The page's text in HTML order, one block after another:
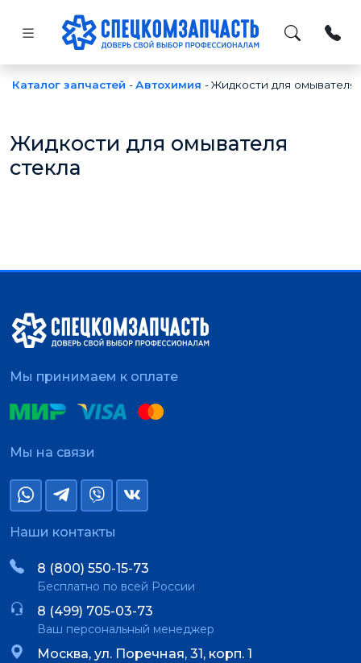
Каталог запчастей -Автохимия -Жидкости для омывателя
Жидкости для омывателя
стекла
Мы принимаем к оплате
Мы на связи
Наши контакты
8 (800) 550-15-73
Бесплатно по всей России
8 (499) 705-03-73
Ваш персональный менеджер
Москва, ул. Поречная, 31, корп. 1